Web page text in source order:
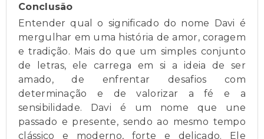
Conclusão
Entender qual o significado do nome Davi é
mergulhar em uma história de amor, coragem
e tradição. Mais do que um simples conjunto
de letras, ele carrega em si a ideia de ser
amado, de enfrentar desafios com
determinação e de valorizar a fé e a
sensibilidade. Davi é um nome que une
passado e presente, sendo ao mesmo tempo
clássico e moderno, forte e delicado. Ele